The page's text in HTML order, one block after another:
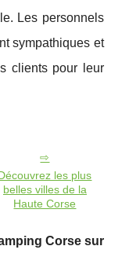
Les personnels
sympathiques et
clients pour leur
les plus
belles villes de la
Haute Corse
Corse sur